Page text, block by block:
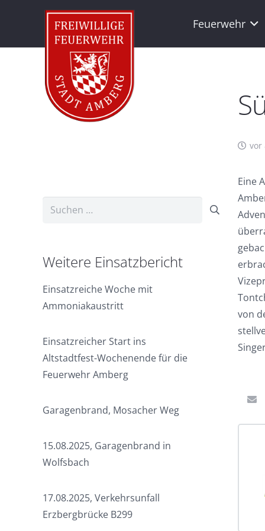
Feuerwehr
vor
Eine
von
Suchen
Weitere Einsatzbericht
Einsatzreiche Woche mit
Ammoniakaustritt
Einsatzreicher Start ins
Altstadtfest-Wochenende für die
Feuerwehr Amberg
Garagenbrand, Mosacher Weg
15.08.2025, Garagenbrand in
Wolfsbach
17.08.2025, Verkehrsunfall
Erzbergbrücke B299